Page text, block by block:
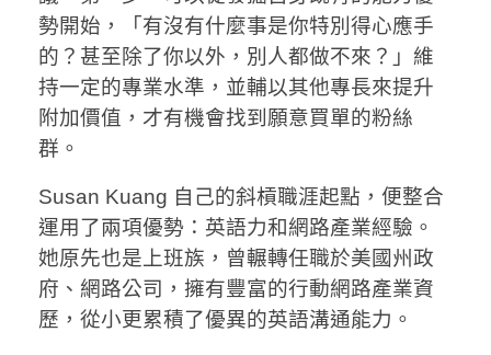
勢開始，「有沒有什麼事是你特別得心應手
的？甚至除了你以外，別人都做不來？」維
持一定的專業水準，並輔以其他專長來提升
附加價值，才有機會找到願意買單的粉絲
群。
Susan Kuang 自己的斜槓職涯起點，便整合
運用了兩項優勢：英語力和網路產業經驗。
她原先也是上班族，曾輾轉任職於美國州政
府、網路公司，擁有豐富的行動網路產業資
歷，從小更累積了優異的英語溝通能力。